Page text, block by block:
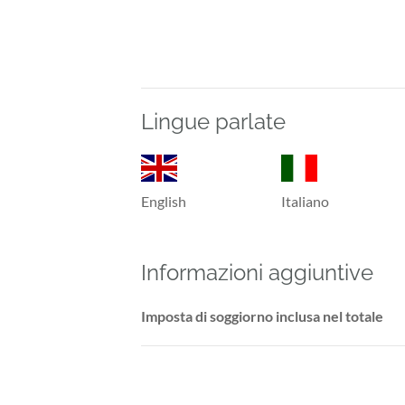
Lingue parlate
English Italiano
Informazioni aggiuntive
Imposta di soggiorno inclusa nel totale